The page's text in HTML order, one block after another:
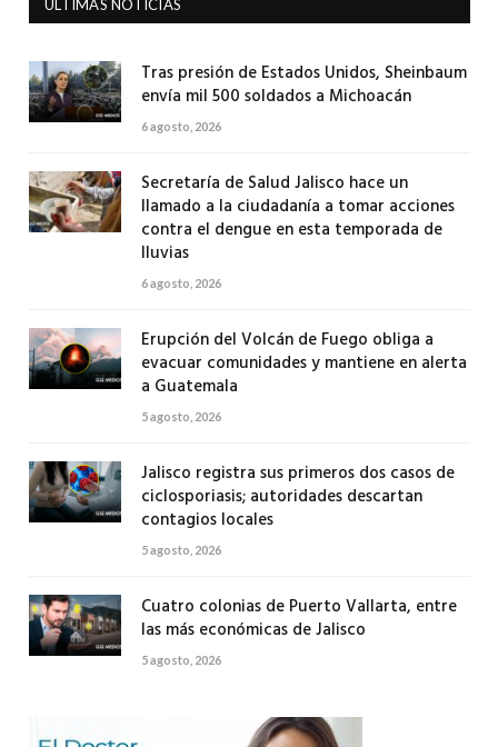
ULTIMAS NOTICIAS
Tras presión de Estados Unidos, Sheinbaum
envía mil 500 soldados a Michoacán
6 agosto, 2026
Secretaría de Salud Jalisco hace un
llamado a la ciudadanía a tomar acciones
contra el dengue en esta temporada de
lluvias
6 agosto, 2026
Erupción del Volcán de Fuego obliga a
evacuar comunidades y mantiene en alerta
a Guatemala
5 agosto, 2026
Jalisco registra sus primeros dos casos de
ciclosporiasis; autoridades descartan
contagios locales
5 agosto, 2026
Cuatro colonias de Puerto Vallarta, entre
las más económicas de Jalisco
5 agosto, 2026